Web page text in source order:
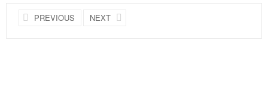
PREVIOUS NEXT